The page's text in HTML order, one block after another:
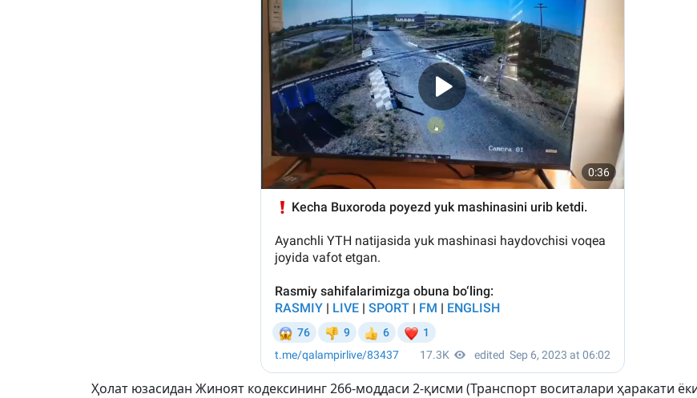
Ҳолат юзасидан Жиноят кодексининг 266-моддаси 2-қисми (Транспорт воситалари ҳаракати